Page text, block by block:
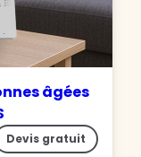
âgées
Devis gratuit